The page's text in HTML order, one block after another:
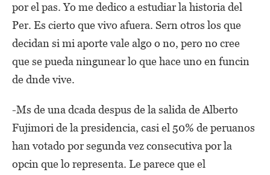
por el pas. Yo me dedico a estudiar la historia del
Per. Es cierto que vivo afuera. Sern otros los que
decidan si mi aporte vale algo o no, pero no cree
que se pueda ningunear lo que hace uno en funcin
de dnde vive.
-Ms de una dcada despus de la salida de Alberto
Fujimori de la presidencia, casi el 50% de peruanos
han votado por segunda vez consecutiva por la
opcin que lo representa. Le parece que el